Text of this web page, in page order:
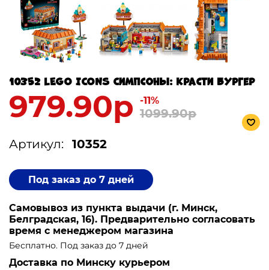
10352 LEGO ICONS Симпсоны: Красти Бургер
979.90р -11%
1099.90р
Артикул: 10352
Под заказ до 7 дней
Самовывоз из пункта выдачи (г. Минск,
Белградская, 16). Предварительно согласовать
время с менеджером магазина
Бесплатно. Под заказ до 7 дней
Доставка по Минску курьером